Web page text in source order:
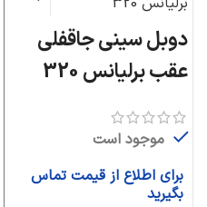
دوبل سینی جاقفلی
عقب برلیانس 320
موجود است
برای اطلاع از قیمت تماس
بگیرید